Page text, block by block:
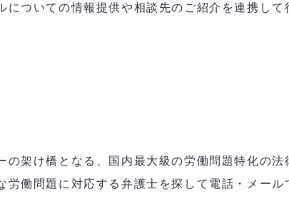
についての情報提供や相談先のご紹介を連携し
架け橋となる、国内最大級の労働問題特化の
働問題に対応する弁護士を探して電話・メー